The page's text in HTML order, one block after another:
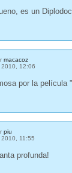
es un
macacoz
12:06
por la película
piu
11:55
profunda!